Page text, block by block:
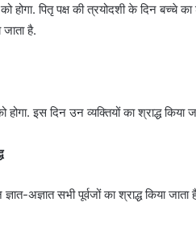
होगा. पितृ पक्ष की त्रयोदशी के दिन बच्चे
है.
होगा. इस दिन उन व्यक्तियों का श्राद्ध
अज्ञात सभी पूर्वजों का श्राद्ध किया